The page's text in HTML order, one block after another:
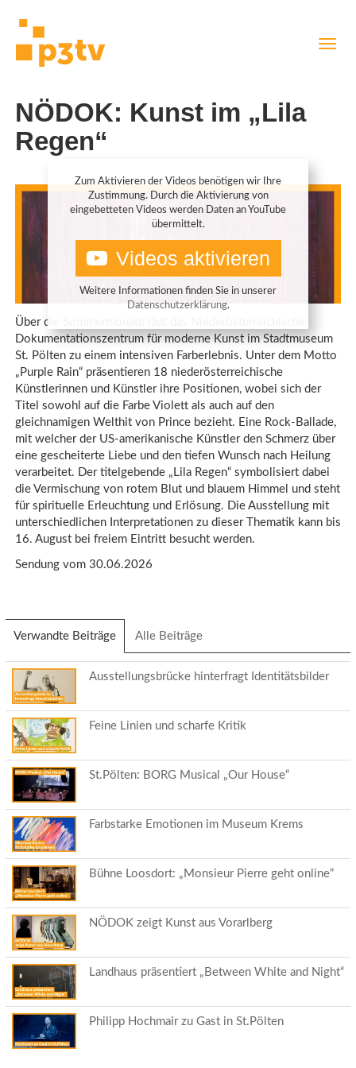
NÖDOK: Kunst im „Lila
Regen“
Zum Aktivieren der Videos benötigen wir Ihre
Zustimmung. Durch die Aktivierung von
eingebetteten Videos werden Daten an YouTube
übermittelt.
Videos aktivieren
Weitere Informationen finden Sie in unserer
Datenschutzerklärung.
Über die Sommermonate lädt das Niederösterreichische
Dokumentationszentrum für moderne Kunst im Stadtmuseum
St. Pölten zu einem intensiven Farberlebnis. Unter dem Motto
„Purple Rain“ präsentieren 18 niederösterreichische
Künstlerinnen und Künstler ihre Positionen, wobei sich der
Titel sowohl auf die Farbe Violett als auch auf den
gleichnamigen Welthit von Prince bezieht. Eine Rock-Ballade,
mit welcher der US-amerikanische Künstler den Schmerz über
eine gescheiterte Liebe und den tiefen Wunsch nach Heilung
verarbeitet. Der titelgebende „Lila Regen“ symbolisiert dabei
die Vermischung von rotem Blut und blauem Himmel und steht
für spirituelle Erleuchtung und Erlösung. Die Ausstellung mit
unterschiedlichen Interpretationen zu dieser Thematik kann bis
16. August bei freiem Eintritt besucht werden.
Sendung vom 30.06.2026
Verwandte Beiträge (aktiver
Reiter)
Alle Beiträge
Ausstellungsbrücke hinterfragt Identitätsbilder
Feine Linien und scharfe Kritik
St.Pölten: BORG Musical „Our House“
Farbstarke Emotionen im Museum Krems
Bühne Loosdort: „Monsieur Pierre geht online“
NÖDOK zeigt Kunst aus Vorarlberg
Landhaus präsentiert „Between White and Night“
Philipp Hochmair zu Gast in St.Pölten